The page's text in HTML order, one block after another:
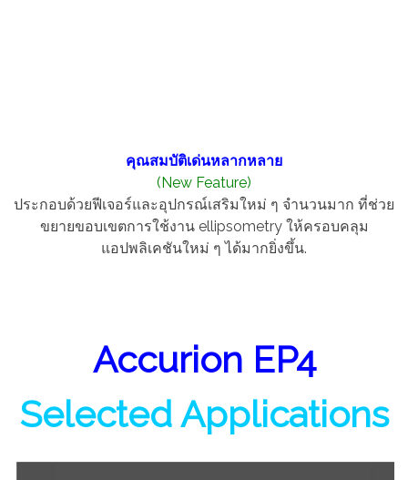
คุณสมบัติเด่นหลากหลาย
(New Feature)
ประกอบด้วยฟีเจอร์และอุปกรณ์เสริมใหม่ ๆ จำนวนมาก ที่ช่วย
ขยายขอบเขตการใช้งาน ellipsometry ให้ครอบคลุม
แอปพลิเคชันใหม่ ๆ ได้มากยิ่งขึ้น.
Accurion EP4
Selected Applications